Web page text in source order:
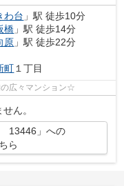
わ台 」駅 徒歩10分
橋 」駅 徒歩14分
原 」駅 徒歩22分
町１丁目
広々マンション☆
ん。
13446」への
ら